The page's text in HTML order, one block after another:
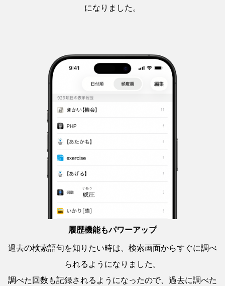
になりました。
履歴機能もパワーアップ
過去の検索語句を知りたい時は、検索画面からすぐに調べ
られるようになりました。
調べた回数も記録されるようになったので、過去に調べた